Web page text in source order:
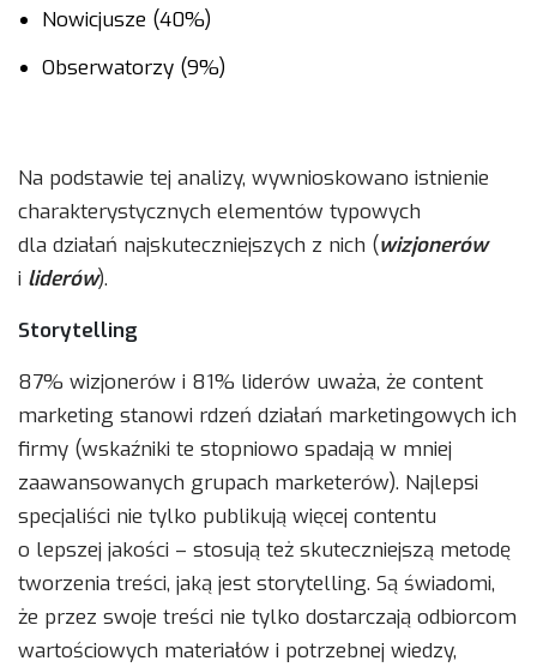
Nowicjusze (40%)
Obserwatorzy (9%)
Na podstawie tej analizy, wywnioskowano istnienie
charakterystycznych elementów typowych
dla działań najskuteczniejszych z nich (wizjonerów
i liderów).
Storytelling
87% wizjonerów i 81% liderów uważa, że content
marketing stanowi rdzeń działań marketingowych ich
firmy (wskaźniki te stopniowo spadają w mniej
zaawansowanych grupach marketerów). Najlepsi
specjaliści nie tylko publikują więcej contentu
o lepszej jakości – stosują też skuteczniejszą metodę
tworzenia treści, jaką jest storytelling. Są świadomi,
że przez swoje treści nie tylko dostarczają odbiorcom
wartościowych materiałów i potrzebnej wiedzy,